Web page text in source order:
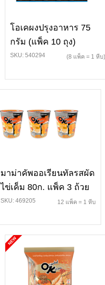
โอเคผงปรุงอาหาร 75
กรัม (แพ็ค 10 ถุง)
SKU: 540294 (8 แพ็ค = 1 หีบ)
มาม่าคัพออเรียนทัลรสผัด
ไข่เค็ม 80ก. แพ็ค 3 ถ้วย
SKU: 469205 12 แพ็ค = 1 หีบ